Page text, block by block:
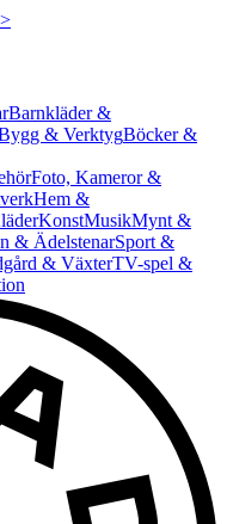
Barnkläder &
& VerktygBöcker &
Foto, Kameror &
Hem &
KonstMusikMynt &
& ÄdelstenarSport &
& VäxterTV-spel &